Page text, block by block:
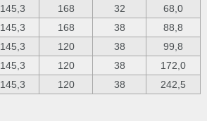
145,3 168 32
68,0
145,3 168 38
88,8
145,3 120 38
99,8
145,3 120 38
172,0
145,3 120 38 242,5